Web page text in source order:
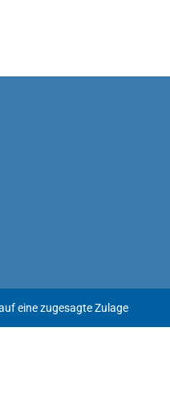
eine zugesagte Zulage